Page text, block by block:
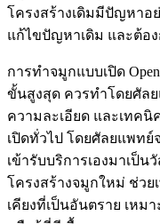
โครงสร้างเดิมมีปัญหาอ
แก้ไขปัญหาเดิม และต้อ
การทำจมูกแบบเปิด
ขั้นสูงสุด ควรทำโดยศัล
ความละเอียด และเทค
เปิดทั่วไป โดยศัลยแพท
เข้ารับบริการเองมาเป็น
โครงสร้างจมูกใหม่ ช่วย
เคียงที่เป็นอันตราย เหม